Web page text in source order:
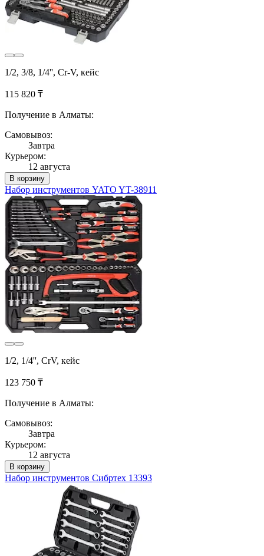
1/2, 3/8, 1/4'', Cr-V, кейс
115 820 ₸
Получение в Алматы:
Самовывоз:
Завтра
Курьером:
12 августа
В корзину
Набор инструментов YATO YT-38911
1/2, 1/4'', CrV, кейс
123 750 ₸
Получение в Алматы:
Самовывоз:
Завтра
Курьером:
12 августа
В корзину
Набор инструментов Сибртех 13393